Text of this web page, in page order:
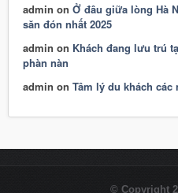
admin onỞ đâu giữa lòng Hà
săn đón nhất 2025
admin on Khách đang lưu trú
phàn nàn
admin onTâm lý du khách các
© Copyright